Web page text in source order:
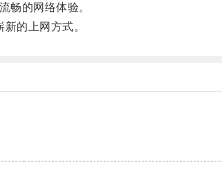
的网络体验。
的上网方式。